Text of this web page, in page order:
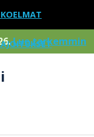
Lue tarkemmin